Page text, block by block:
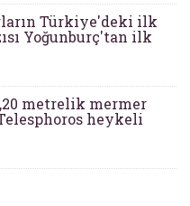
Türkiye'deki ilk
Yoğunburç'tan ilk
metrelik mermer
heykeli